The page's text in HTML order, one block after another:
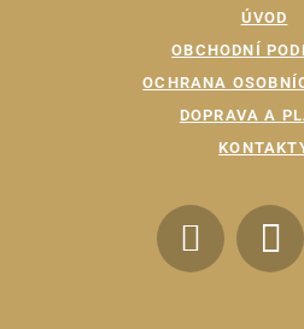
ÚVOD
OBCHODNÍ
OCHRANA
DOPRAVA A